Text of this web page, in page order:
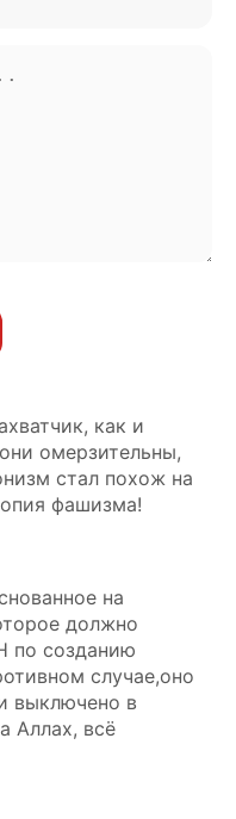
как и
омерзительны,
стал похож на
фашизма!
на
должно
по созданию
случае,оно
выключено в
Аллах, всё